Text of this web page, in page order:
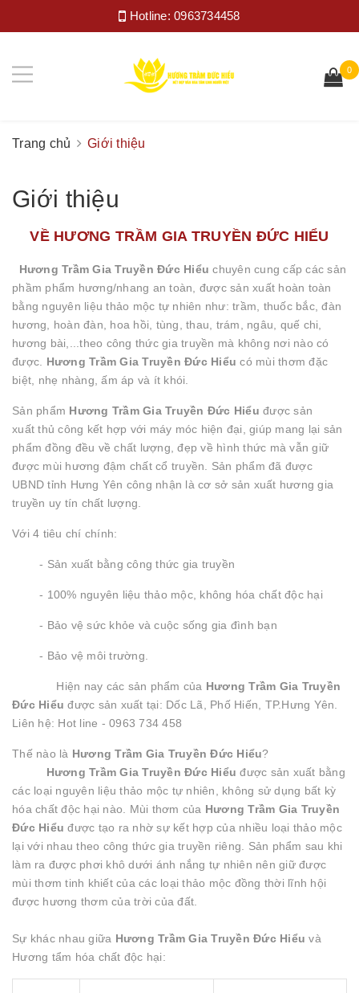
Hotline:0963734458
0
Trang chủ Giới thiệu
Giới thiệu
VỀ HƯƠNG TRẦM GIA TRUYỀN ĐỨC HIỂU
Hương Trầm Gia Truyền Đức Hiểu chuyên cung cấp các sản
phầm phẩm hương/nhang an toàn, được sản xuất hoàn toàn
bằng nguyên liệu thảo mộc tự nhiên như: trầm, thuốc bắc, đàn
hương, hoàn đàn, hoa hồi, tùng, thau, trám, ngâu, quế chi,
hương bài,...theo công thức gia truyền mà không nơi nào có
được. Hương Trầm Gia Truyền Đức Hiểu có mùi thơm đặc
biệt, nhẹ nhàng, ấm áp và ít khói.
Sản phẩm Hương Trầm Gia Truyền Đức Hiểu được sản
xuất thủ công kết hợp với máy móc hiện đại, giúp mang lại sản
phẩm đồng đều về chất lượng, đẹp về hình thức mà vẫn giữ
được mùi hương đậm chất cổ truyền. Sản phẩm đã được
UBND tỉnh Hưng Yên công nhận là cơ sở sản xuất hương gia
truyền uy tín chất lượng.
Với 4 tiêu chí chính:
- Sản xuất bằng công thức gia truyền
- 100% nguyên liệu thảo mộc, không hóa chất độc hại
- Bảo vệ sức khỏe và cuộc sống gia đình bạn
- Bảo vệ môi trường.
Hiện nay các sản phẩm của Hương Trầm Gia Truyền
Đức Hiểu được sản xuất tại: Dốc Lã, Phố Hiến, TP.Hưng Yên.
Liên hệ: Hot line - 0963 734 458
Thế nào là Hương Trầm Gia Truyền Đức Hiểu?
Hương Trầm Gia Truyền Đức Hiểu được sản xuất bằng
các loại nguyên liệu thảo mộc tự nhiên, không sử dụng bất kỳ
hóa chất độc hại nào. Mùi thơm của Hương Trầm Gia Truyền
Đức Hiểuđược tạo ra nhờ sự kết hợp của nhiều loại thảo mộc
lại với nhau theo công thức gia truyền riêng. Sản phẩm sau khi
làm ra được phơi khô dưới ánh nắng tự nhiên nên giữ được
mùi thơm tinh khiết của các loại thảo mộc đồng thời lĩnh hội
được hương thơm của trời của đất.
Sự khác nhau giữa Hương Trầm Gia Truyền Đức Hiểuvà
Hương tẩm hóa chất độc hại: